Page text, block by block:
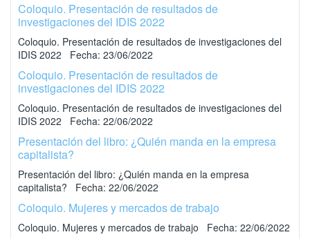
Coloquio. Presentación de resultados de
investigaciones del IDIS 2022
Coloquio. Presentación de resultados de investigaciones del
IDIS 2022 Fecha: 23/06/2022
Coloquio. Presentación de resultados de
investigaciones del IDIS 2022
Coloquio. Presentación de resultados de investigaciones del
IDIS 2022 Fecha: 22/06/2022
Presentación del libro: ¿Quién manda en la empresa
capitalista?
Presentación del libro: ¿Quién manda en la empresa
capitalista? Fecha: 22/06/2022
Coloquio. Mujeres y mercados de trabajo
Coloquio. Mujeres y mercados de trabajo Fecha: 22/06/2022